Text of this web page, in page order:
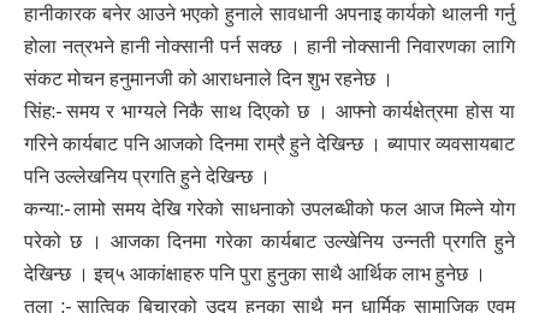
हानीकारक बनेर आउने भएको हुनाले सावधानी अपनाइ कार्यको थालनी गर्नु
होला नत्रभने हानी नोक्सानी पर्न सक्छ । हानी नोक्सानी निवारणका लागि
संकट मोचन हनुमानजी को आराधनाले दिन शुभ रहनेछ ।
सिंह:- समय र भाग्यले निकै साथ दिएको छ । आफ्नो कार्यक्षेत्रमा होस या
गरिने कार्यबाट पनि आजको दिनमा राम्रै हुने देखिन्छ । ब्यापार व्यवसायबाट
पनि उल्लेखनिय प्रगति हुने देखिन्छ ।
कन्या:- लामो समय देखि गरेको साधनाको उपलब्धीको फल आज मिल्ने योग
परेको छ । आजका दिनमा गरेका कार्यबाट उल्खेनिय उन्नती प्रगति हुने
देखिन्छ । इच्५ आकांक्षाहरु पनि पुरा हुनुका साथै आर्थिक लाभ हुनेछ ।
तुला :- सात्विक बिचारको उदय हुनुका साथै मन धार्मिक सामाजिक एवम्